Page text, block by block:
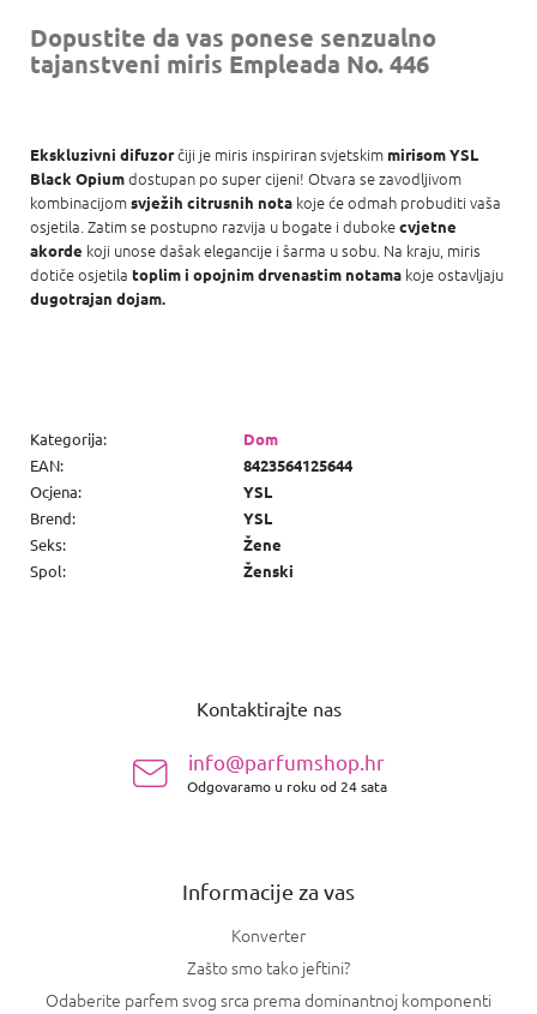
Dopustite da vas ponese senzualno
tajanstveni miris Empleada No. 446
Ekskluzivni difuzorčiji je miris inspiriran svjetskim mirisom YSL
Black Opiumdostupan po super cijeni! Otvara se zavodljivom
kombinacijomsvježih citrusnih nota koje će odmah probuditi vaša
osjetila. Zatim se postupno razvija u bogate i dubokecvjetne
akorde koji unose dašak elegancije i šarma u sobu. Na kraju, miris
dotiče osjetila toplim i opojnim drvenastim notama koje ostavljaju
dugotrajan dojam.
Kategorija:
Dom
EAN:
8423564125644
Ocjena:
YSL
Brend:
YSL
Seks:
Žene
Spol: Ženski
Kontaktirajte nas
info@parfumshop.hr
Odgovaramo u roku od 24 sata
Informacije za vas
Konverter
Zašto smo tako jeftini?
Odaberite parfem svog srca prema dominantnoj komponenti